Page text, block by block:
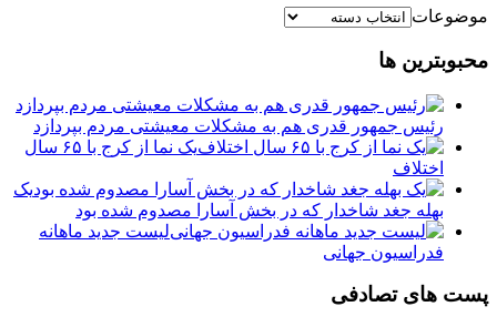
موضوعات
محبوبترین ها
رئیس جمهور قدری هم به مشکلات معیشتی مردم بپردازد
یک نما از کرج با ۶۵ سال
اختلاف
یک
بهله جغد شاخدار که در بخش آسارا مصدوم شده بود
لیست جدید ماهانه
فدراسیون جهانی
پست های تصادفی